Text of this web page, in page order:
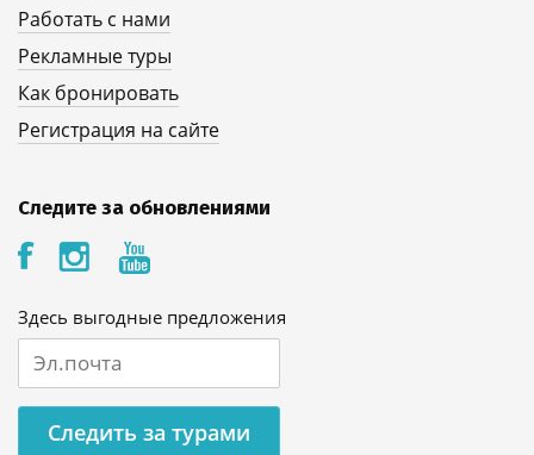
Работать с нами
Рекламные туры
Как бронировать
Регистрация на сайте
Следите за обновлениями
Здесь выгодные предложения
Следить за турами